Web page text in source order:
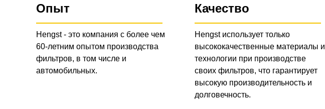
Опыт
Hengst - это компания с более чем
60-летним опытом производства
фильтров, в том числе и
автомобильных.
Качество
Hengst использует только
высококачественные материалы и
технологии при производстве
своих фильтров, что гарантирует
высокую производительность и
долговечность.